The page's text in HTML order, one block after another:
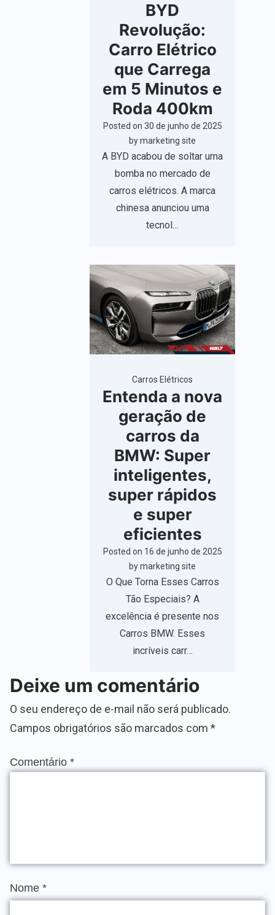
BYD
Revolução:
Carro Elétrico
que Carrega
em 5 Minutos e
Roda 400km
Posted on 30 de junho de 2025
bymarketing site
A BYD acabou de soltar uma
bomba no mercado de
carros elétricos. A marca
chinesa anunciou uma
tecnol…
Carros Elétricos
Entenda a nova
geração de
carros da
BMW: Super
inteligentes,
super rápidos
e super
eficientes
Posted on 16 de junho de 2025
bymarketing site
O Que Torna Esses Carros
Tão Especiais? A
excelência é presente nos
Carros BMW. Esses
incríveis carr…
Deixe um comentário
O seu endereço de e-mail não será publicado.
Campos obrigatórios são marcados com *
Comentário *
Nome *